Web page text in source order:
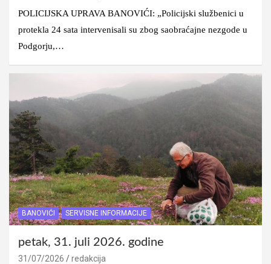
POLICIJSKA UPRAVA BANOVIĆI: „Policijski službenici u
protekla 24 sata intervenisali su zbog saobraćajne nezgode u
Podgorju,…
BANOVIĆI SERVISNE INFORMACIJE
petak, 31. juli 2026. godine
31/07/2026
redakcija